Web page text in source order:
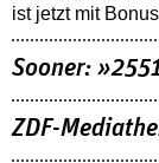
ist jetzt mit
Sooner:
ZDF-